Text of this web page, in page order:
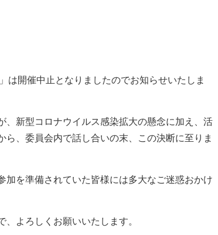
は開催中止となりましたのでお知らせいたしま
新型コロナウイルス感染拡大の懸念に加え、活
、委員会内で話し合いの末、この決断に至りま
加を準備されていた皆様には多大なご迷惑おかけ
よろしくお願いいたします。